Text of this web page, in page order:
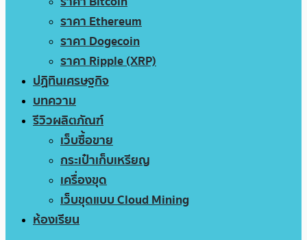
ราคา Ethereum
ราคา Dogecoin
ราคา Ripple (XRP)
ปฏิทินเศรษฐกิจ
บทความ
รีวิวผลิตภัณฑ์
เว็บซื้อขาย
กระเป๋าเก็บเหรียญ
เครื่องขุด
เว็บขุดแบบ Cloud Mining
ห้องเรียน